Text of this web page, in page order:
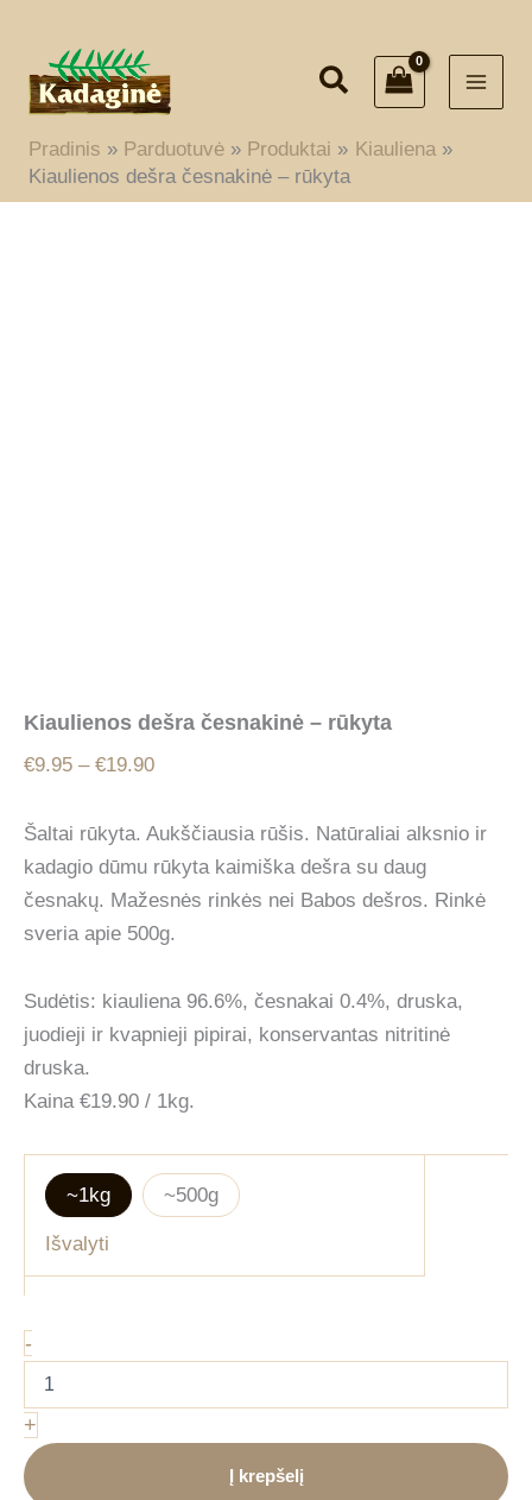
turinio
Pradinis Parduotuvė Produktai
Kiauliena
Kiaulienos dešra česnakinė – rūkyta
Kiaulienos dešra česnakinė – rūkyta
€9.95 – €19.90Price
€9.95
through
€19.90
Šaltai rūkyta. Aukščiausia rūšis. Natūraliai alksnio ir
kadagio dūmu rūkyta kaimiška dešra su daug
česnakų. Mažesnės rinkės nei Babos dešros. Rinkė
sveria apie 500g.
Sudėtis: kiauliena 96.6%, česnakai 0.4%, druska,
juodieji ir kvapnieji pipirai, konservantas nitritinė
druska.
Kaina €19.90 / 1kg.
~1kg ~500g
Išvalyti
-produkto
kiekis:
Kiaulienos
dešra
česnakinė
-
+
Į krepšelį